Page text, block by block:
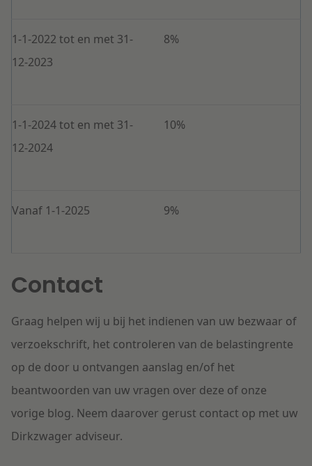
1-1-2022 tot en met 31-
12-2023
8%
1-1-2024 tot en met 31-
12-2024
10%
Vanaf 1-1-2025 9%
Contact
Graag helpen wij u bij het indienen van uw bezwaar of
verzoekschrift, het controleren van de belastingrente
op de door u ontvangen aanslag en/of het
beantwoorden van uw vragen over deze of onze
vorige blog. Neem daarover gerust contact op met uw
Dirkzwager adviseur.